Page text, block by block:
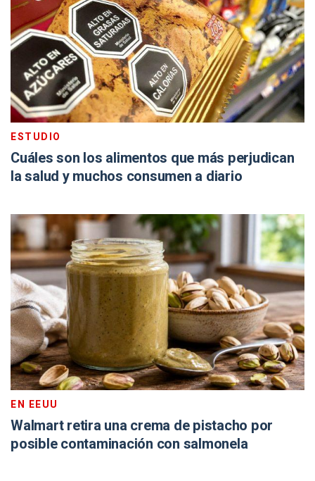
ESTUDIO
Cuáles son los alimentos que más perjudican
la salud y muchos consumen a diario
EN EEUU
Walmart retira una crema de pistacho por
posible contaminación con salmonela